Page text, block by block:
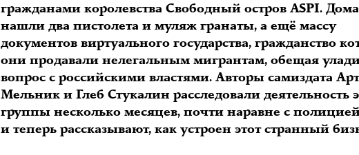
гражданами королевства Свободный остров ASPI.
нашли два пистолета и муляж гранаты, а ещё массу
документов виртуального государства, гражданство
они продавали нелегальным мигрантам, обещая
вопрос с российскими властями. Авторы самиздата
Мельник и Глеб Стукалин расследовали деятельность
группы несколько месяцев, почти наравне с
и теперь рассказывают, как устроен этот странный